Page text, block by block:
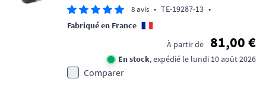
8 avis • TE-19287-13 •
Fabriqué en France
À partir de
81,00 €
En stock, expédié le lundi 10 août 2026
Comparer